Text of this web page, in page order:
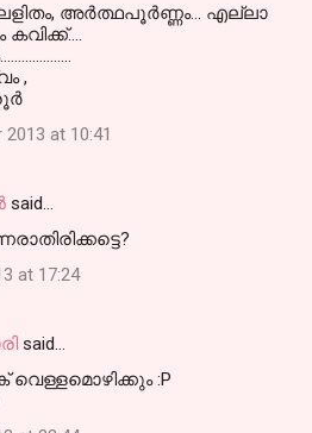
അര്‍ത്ഥപൂര്‍ണ്ണം... എല്ലാ
,
at 10:41
said…
at 17:24
said…
വെള്ളമൊഴിക്കും :P